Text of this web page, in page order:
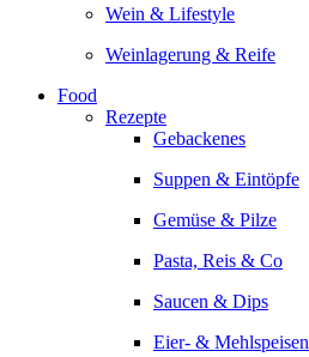
Wein & Lifestyle
Weinlagerung & Reife
Food
Rezepte
Gebackenes
Suppen & Eintöpfe
Gemüse & Pilze
Pasta, Reis & Co
Saucen & Dips
Eier- & Mehlspeisen